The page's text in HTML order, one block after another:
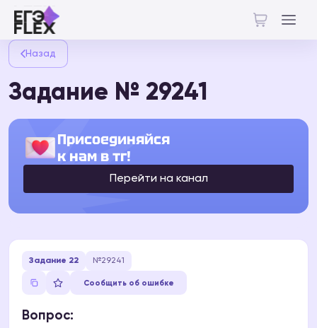
Назад
Задание № 29241
Присоединяйся
к нам в тг!
Перейти на канал
Задание 22 №29241
Сообщить об ошибке
Вопрос: